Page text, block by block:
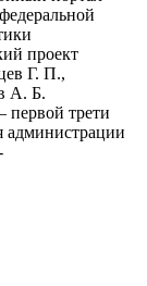
проект
Г. П.,
А. Б.
трети
администрации